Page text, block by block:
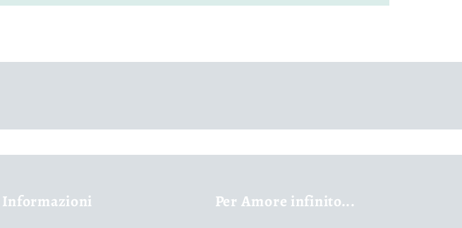
Informazioni
Per Amore infinito...